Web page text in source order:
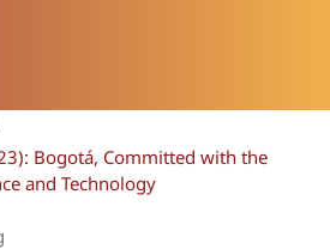
Bogotá, Committed with the
and Technology